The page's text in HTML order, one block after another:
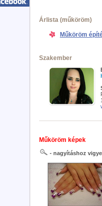
Árlista (műköröm)
Műköröm
Szakember
Műköröm képek
- nagyításhoz